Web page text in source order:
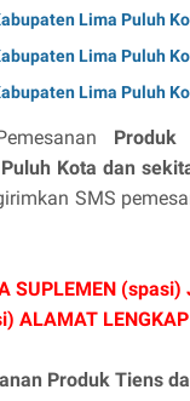
Lima Puluh
Lima Puluh
Lima Puluh
Kota dan
SMS
SUPLEMEN
ALAMAT
Produk Tiens